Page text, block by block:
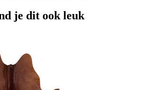
je dit ook leuk